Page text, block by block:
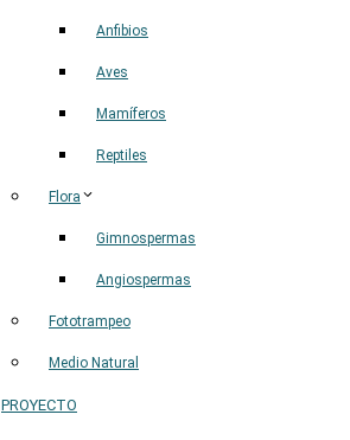
Anfibios
Aves
Mamíferos
Reptiles
Flora
Gimnospermas
Angiospermas
Fototrampeo
Medio Natural
PROYECTO